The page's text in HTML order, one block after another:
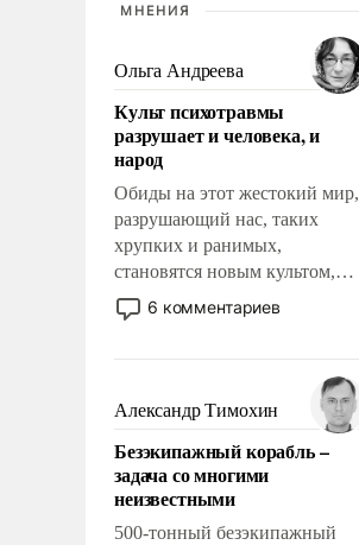
МНЕНИЯ
Ольга Андреева
Культ психотравмы
разрушает и человека, и
народ
Обиды на этот жестокий мир,
разрушающий нас, таких
хрупких и ранимых,
становятся новым культом,
постепенно вытесняя и
отменяя традиционное
мужественным и твердым под
ударами судьбы, брать на себя
ответственность, помогать
слабым, идти вперед и
адаптироваться.
6 комментариев
Александр Тимохин
Безэкипажный корабль –
задача со многими
неизвестными
500-тонный безэкипажный